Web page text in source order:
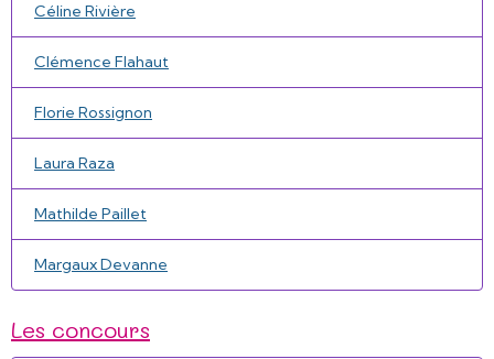
Céline Rivière
Clémence Flahaut
Florie Rossignon
Laura Raza
Mathilde Paillet
Margaux Devanne
Les concours